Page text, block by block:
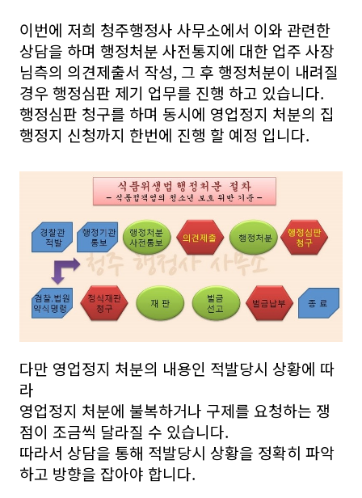
이번에 저희 청주행정사 사무소에서 이와 관련한
상담을 하며 행정처분 사전통지에 대한 업주 사장
님측의 의견제출서 작성, 그 후 행정처분이 내려질
경우 행정심판 제기 업무를 진행 하고 있습니다.
행정심판 청구를 하며 동시에 영업정지 처분의 집
행정지 신청까지 한번에 진행 할 예정 입니다.
다만 영업정지 처분의 내용인 적발당시 상황에 따
라
영업정지 처분에 불복하거나 구제를 요청하는 쟁
점이 조금씩 달라질 수 있습니다.
따라서 상담을 통해 적발당시 상황을 정확히 파악
하고 방향을 잡아야 합니다.